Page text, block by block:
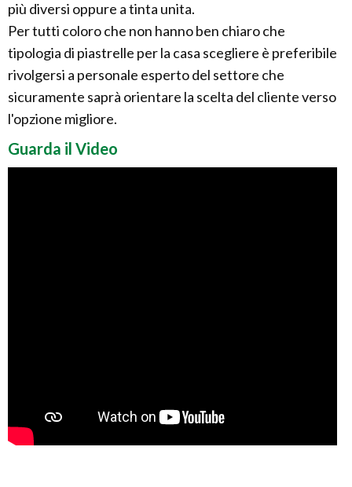
più diversi oppure a tinta unita.
Per tutti coloro che non hanno ben chiaro che
tipologia di piastrelle per la casa scegliere è preferibile
rivolgersi a personale esperto del settore che
sicuramente saprà orientare la scelta del cliente verso
l'opzione migliore.
Guarda il Video